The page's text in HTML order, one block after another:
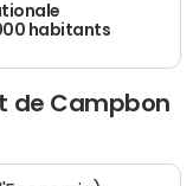
habitants
de Campbon